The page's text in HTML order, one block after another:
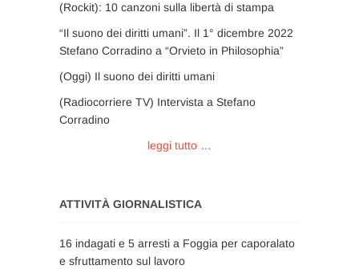
(Rockit): 10 canzoni sulla libertà di stampa
“Il suono dei diritti umani”. Il 1° dicembre 2022
Stefano Corradino a “Orvieto in Philosophia”
(Oggi) Il suono dei diritti umani
(Radiocorriere TV) Intervista a Stefano
Corradino
leggi tutto …
ATTIVITÀ GIORNALISTICA
16 indagati e 5 arresti a Foggia per caporalato
e sfruttamento sul lavoro